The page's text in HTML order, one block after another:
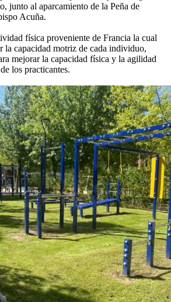
junto al aparcamiento de la Peña de
Acuña.
física proveniente de Francia la cual
la capacidad motriz de cada individuo,
mejorar la capacidad física y la agilidad
los practicantes.